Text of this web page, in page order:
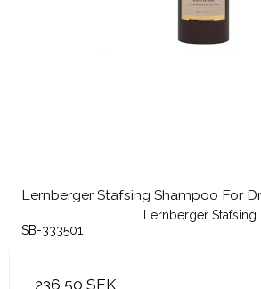
Lernberger Stafsing Shampoo For
Lernberger Stafsing
SB-333501
236,50 SEK